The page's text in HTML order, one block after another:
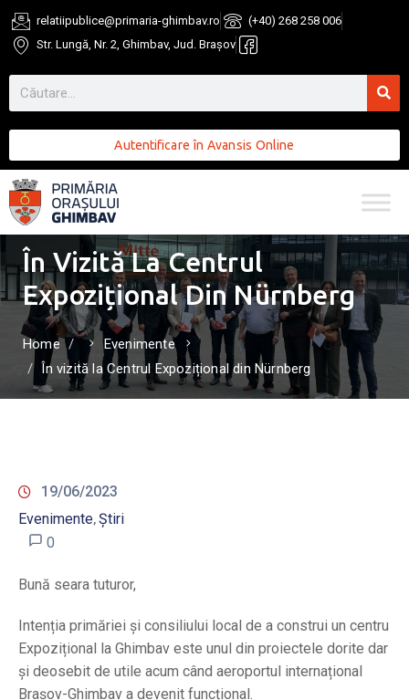
relatiipublice@primaria-ghimbav.ro
(+40) 268 258 006
Str. Lungă, Nr. 2, Ghimbav, Jud. Brașov
Autentificare în Avansis Online
În Vizită La Centrul
Expozițional Din Nürnberg
Home
Evenimente
În vizită la Centrul Expozițional din Nürnberg
19/06/2023
Evenimente‚Știri
0
Bună seara tuturor,
Intenția primăriei și consiliului local de a construi un centru
Expozițional la Ghimbav este unul din proiectele dorite dar
și deosebit de utile acum când aeroportul internațional
Brașov-Ghimbav a devenit funcțional.